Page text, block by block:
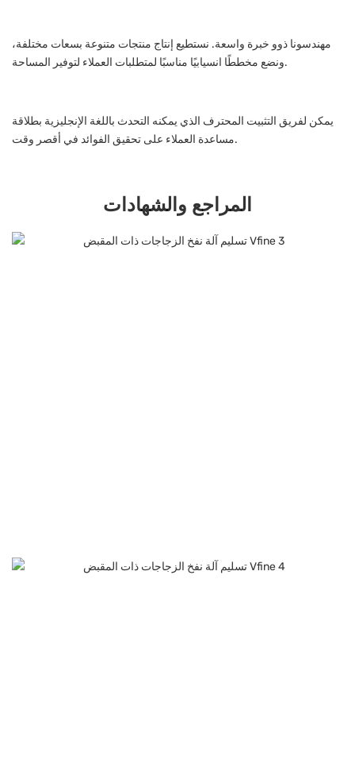
مهندسونا ذوو خبرة واسعة. نستطيع إنتاج منتجات متنوعة بسعات مختلفة،
ونضع مخططًا انسيابيًا مناسبًا لمتطلبات العملاء لتوفير المساحة.
يمكن لفريق التثبيت المحترف الذي يمكنه التحدث باللغة الإنجليزية بطلاقة
مساعدة العملاء على تحقيق الفوائد في أقصر وقت.
المراجع والشهادات